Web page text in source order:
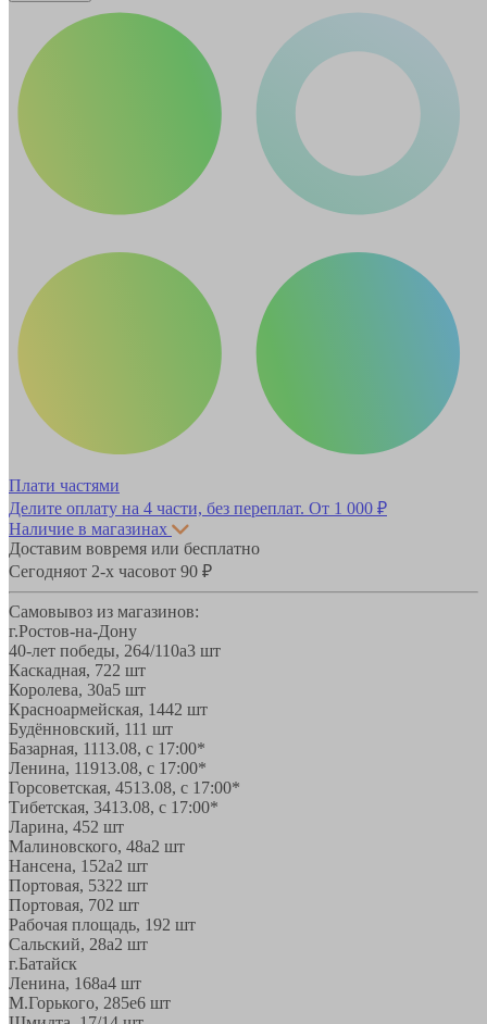
Плати частями
Делите оплату на 4 части, без переплат. От 1 000 ₽
Наличие в магазинах
Доставим вовремя или бесплатно
Сегодняот 2-х часовот 90 ₽
Самовывоз из магазинов:
г.Ростов-на-Дону
40-лет победы, 264/110а3 шт
Каскадная, 722 шт
Королева, 30а5 шт
Красноармейская, 1442 шт
Будённовский, 111 шт
Базарная, 1113.08, с 17:00*
Ленина, 11913.08, с 17:00*
Горсоветская, 4513.08, с 17:00*
Тибетская, 3413.08, с 17:00*
Ларина, 452 шт
Малиновского, 48а2 шт
Нансена, 152а2 шт
Портовая, 5322 шт
Портовая, 702 шт
Рабочая площадь, 192 шт
Сальский, 28a2 шт
г.Батайск
Ленина, 168а4 шт
М.Горького, 285е6 шт